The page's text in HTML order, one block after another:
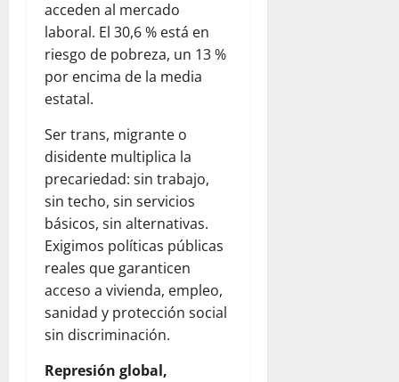
acceden al mercado
laboral. El 30,6 % está en
riesgo de pobreza, un 13 %
por encima de la media
estatal.
Ser trans, migrante o
disidente multiplica la
precariedad: sin trabajo,
sin techo, sin servicios
básicos, sin alternativas.
Exigimos políticas públicas
reales que garanticen
acceso a vivienda, empleo,
sanidad y protección social
sin discriminación.
Represión global,